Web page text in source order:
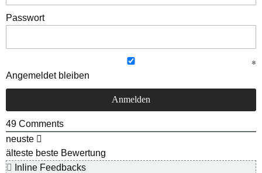
Passwort
Angemeldet bleiben
49 Comments
neuste
älteste beste Bewertung
Inline Feedbacks